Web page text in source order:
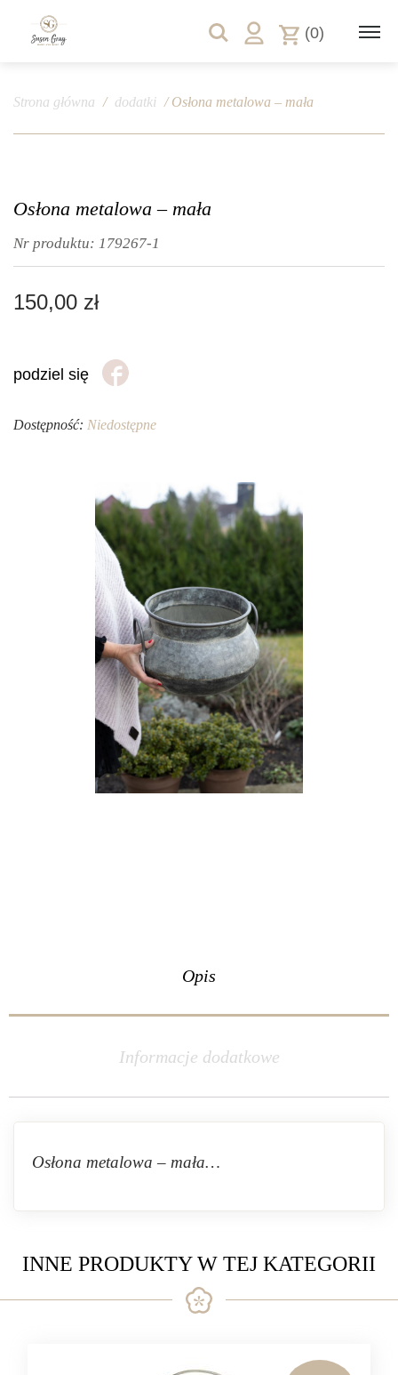
(0)
Strona główna / dodatki / Osłona metalowa – mała
Osłona metalowa – mała
Nr produktu: 179267-1
150,00 zł
podziel się
Dostępność: Niedostępne
Opis
Informacje dodatkowe
Osłona metalowa – mała…
INNE PRODUKTY W TEJ KATEGORII